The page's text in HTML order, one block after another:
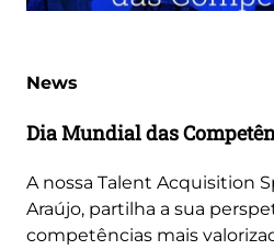
News
Dia Mundial das
A nossa Talent Acquisition
Araújo, partilha a sua
competências mais